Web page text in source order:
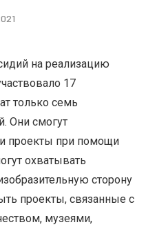
на реализацию
17
только семь
Они смогут
проекты при помощи
охватывать
сторону
проекты, связанные с
музеями,